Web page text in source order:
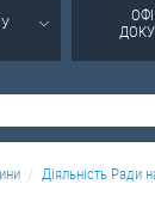
Діяльність Ради